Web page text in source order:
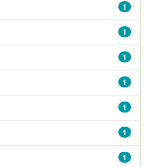
1
1
1
1
1
1
1